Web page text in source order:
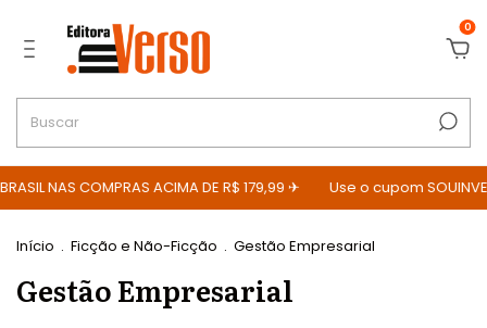
0
NAS COMPRAS ACIMA DE R$ 179,99 ✈ Use o cupom
Início . Ficção e Não-Ficção . Gestão Empresarial
Gestão Empresarial